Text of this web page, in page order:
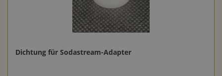
Dichtung für Sodastream-Adapter